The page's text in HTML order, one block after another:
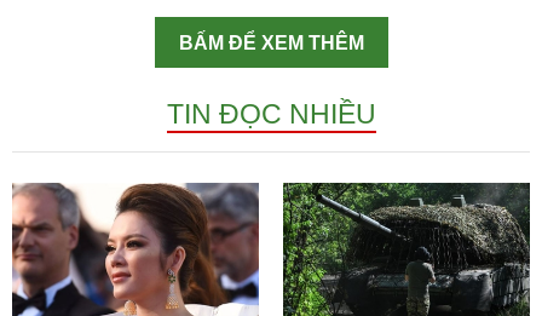
BẤM ĐỂ XEM THÊM
TIN ĐỌC NHIỀU